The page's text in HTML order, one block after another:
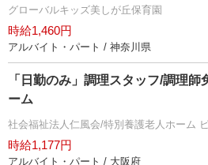
グローバルキッズ美しが丘保育園
時給1,460円
アルバイト・パート / 神奈川県
「日勤のみ」調理スタッフ/調理
ーム
社会福祉法人仁風会/特別養護老人ホーム
時給1,177円
アルバイト・パート / 大阪府